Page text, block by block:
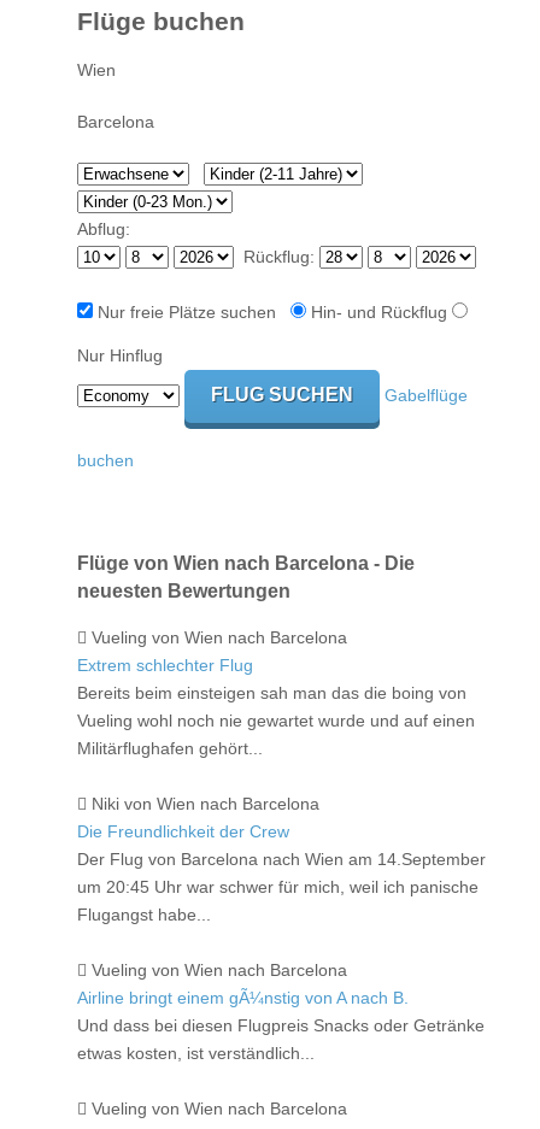
Flüge buchen
Abflug:
Rückflug:
Nur freie Plätze suchen Hin- und Rückflug
Nur Hinflug
Gabelflüge
buchen
Flüge von Wien nach Barcelona - Die
neuesten Bewertungen
Vueling von Wien nach Barcelona
Extrem schlechter Flug
Bereits beim einsteigen sah man das die boing von
Vueling wohl noch nie gewartet wurde und auf einen
Militärflughafen gehört...
Niki von Wien nach Barcelona
Die Freundlichkeit der Crew
Der Flug von Barcelona nach Wien am 14.September
um 20:45 Uhr war schwer für mich, weil ich panische
Flugangst habe...
Vueling von Wien nach Barcelona
Airline bringt einem gÃ¼nstig von A nach B.
Und dass bei diesen Flugpreis Snacks oder Getränke
etwas kosten, ist verständlich...
Vueling von Wien nach Barcelona